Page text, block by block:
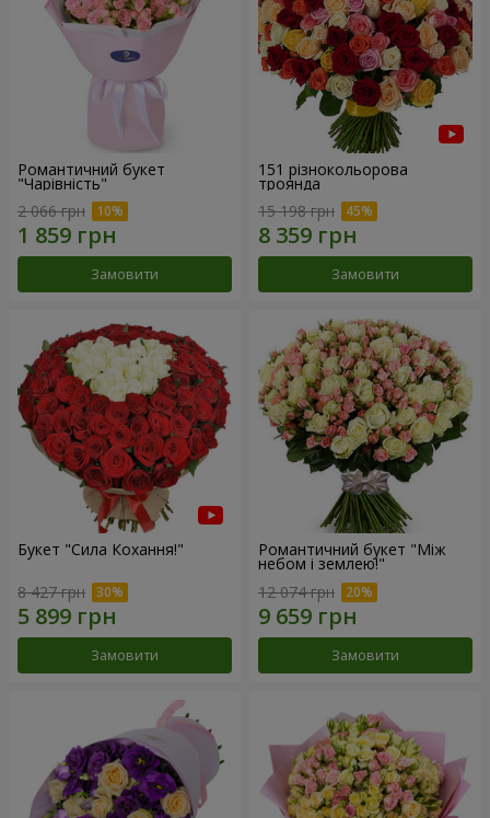
Романтичний букет
"Чарівність"
2 066 грн
Замовити
151 різнокольорова
троянда
15 198 грн
Замовити
Букет "Сила Кохання!"
8 427 грн
Замовити
Романтичний букет "Між
небом і землею!"
12 074 грн
Замовити